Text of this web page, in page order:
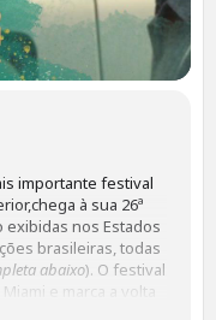
importante festival
à sua 26ª
exibidas nos Estados
brasileiras, todas
abaixo). O festival
e marca a volta